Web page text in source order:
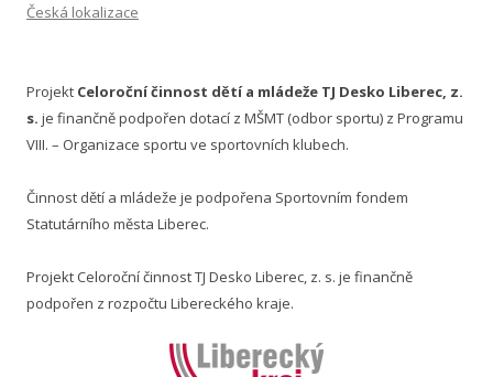
Česká lokalizace
Projekt Celoroční činnost dětí a mládeže TJ Desko Liberec, z.
s. je finančně podpořen dotací z MŠMT (odbor sportu) z Programu
VIII. – Organizace sportu ve sportovních klubech.
Činnost dětí a mládeže je podpořena Sportovním fondem
Statutárního města Liberec.
Projekt Celoroční činnost TJ Desko Liberec, z. s. je finančně
podpořen z rozpočtu Libereckého kraje.